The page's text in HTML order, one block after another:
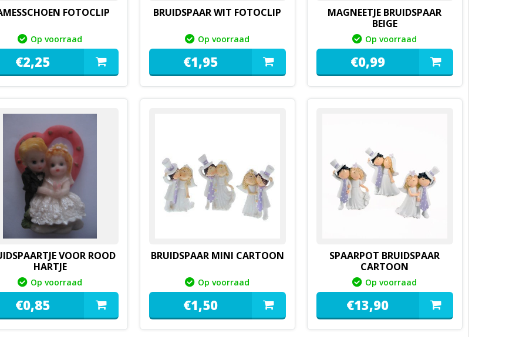
FOTOCLIP
Op voorraad
€2,25
BRUIDSPAAR WIT FOTOCLIP
Op voorraad
€1,95
MAGNEETJE BRUIDSPAAR
BEIGE
Op voorraad
€0,99
VOOR ROOD
HARTJE
Op voorraad
€0,85
BRUIDSPAAR MINI CARTOON
Op voorraad
€1,50
SPAARPOT BRUIDSPAAR
CARTOON
Op voorraad
€13,90